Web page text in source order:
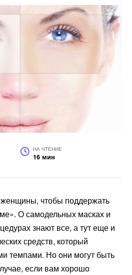
НА ЧТЕНИЕ
16 мин
женщины, чтобы поддержать
О самодельных масках и
знают все, а тут еще и
средств, который
темпами. Но они могут быть
если вам хорошо